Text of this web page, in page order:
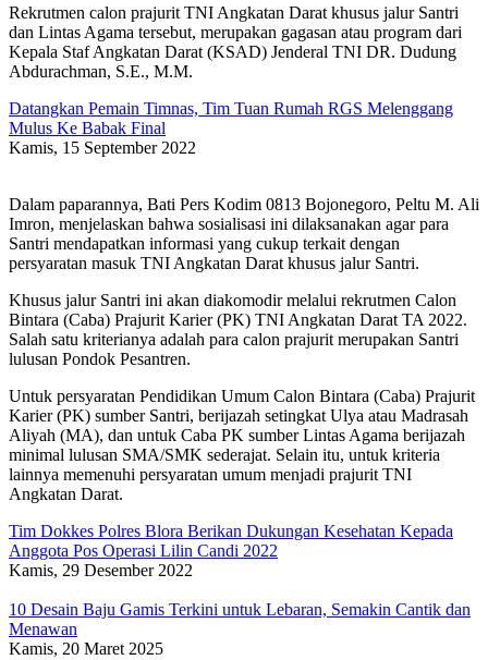
Rekrutmen calon prajurit TNI Angkatan Darat khusus jalur Santri
dan Lintas Agama tersebut, merupakan gagasan atau program dari
Kepala Staf Angkatan Darat (KSAD) Jenderal TNI DR. Dudung
Abdurachman, S.E., M.M.
Datangkan Pemain Timnas, Tim Tuan Rumah RGS Melenggang
Mulus Ke Babak Final
Kamis, 15 September 2022
Dalam paparannya, Bati Pers Kodim 0813 Bojonegoro, Peltu M. Ali
Imron, menjelaskan bahwa sosialisasi ini dilaksanakan agar para
Santri mendapatkan informasi yang cukup terkait dengan
persyaratan masuk TNI Angkatan Darat khusus jalur Santri.
Khusus jalur Santri ini akan diakomodir melalui rekrutmen Calon
Bintara (Caba) Prajurit Karier (PK) TNI Angkatan Darat TA 2022.
Salah satu kriterianya adalah para calon prajurit merupakan Santri
lulusan Pondok Pesantren.
Untuk persyaratan Pendidikan Umum Calon Bintara (Caba) Prajurit
Karier (PK) sumber Santri, berijazah setingkat Ulya atau Madrasah
Aliyah (MA), dan untuk Caba PK sumber Lintas Agama berijazah
minimal lulusan SMA/SMK sederajat. Selain itu, untuk kriteria
lainnya memenuhi persyaratan umum menjadi prajurit TNI
Angkatan Darat.
Tim Dokkes Polres Blora Berikan Dukungan Kesehatan Kepada
Anggota Pos Operasi Lilin Candi 2022
Kamis, 29 Desember 2022
10 Desain Baju Gamis Terkini untuk Lebaran, Semakin Cantik dan
Menawan
Kamis, 20 Maret 2025